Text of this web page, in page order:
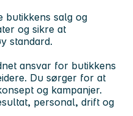
butikkens salg og
og sikre at
standard.
ansvar for butikkens
Du sørger for at
og kampanjer.
personal, drift og